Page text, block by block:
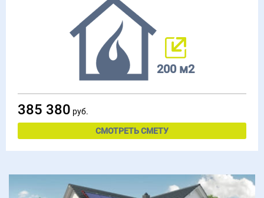
200 м2
385 380 руб.
СМОТРЕТЬ СМЕТУ